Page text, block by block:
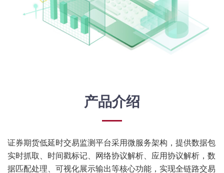
产品介绍
证券期货低延时交易监测平台采用微服务架构，提供数据包
实时抓取、时间戳标记、网络协议解析、应用协议解析，数
据匹配处理、可视化展示输出等核心功能，实现全链路交易